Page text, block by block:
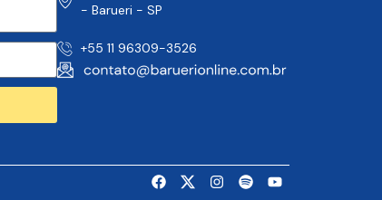
- Barueri - SP
+55 11 96309-3526